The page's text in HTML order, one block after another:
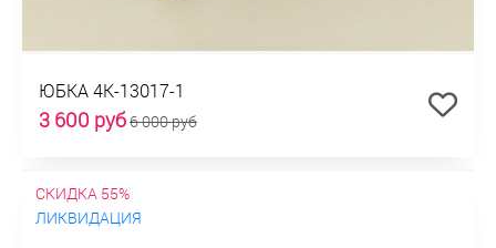
ЮБКА 4К-13017-1
3 600 руб6 000 руб
СКИДКА 55%
ЛИКВИДАЦИЯ